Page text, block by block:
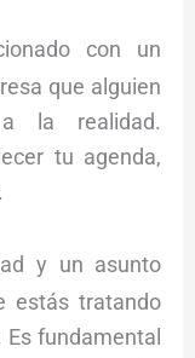
con un
que alguien
la realidad.
tu agenda,
y un asunto
estás tratando
fundamental